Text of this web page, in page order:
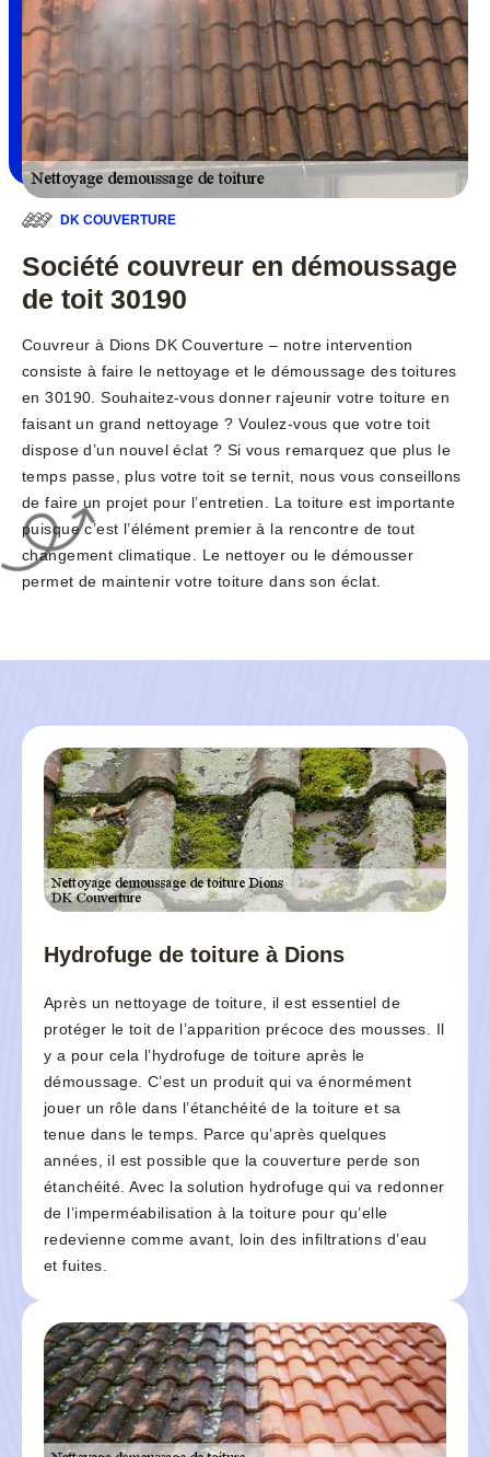
DK COUVERTURE
Société couvreur en démoussage
de toit 30190
Couvreur à Dions DK Couverture – notre intervention
consiste à faire le nettoyage et le démoussage des toitures
en 30190. Souhaitez-vous donner rajeunir votre toiture en
faisant un grand nettoyage ? Voulez-vous que votre toit
dispose d’un nouvel éclat ? Si vous remarquez que plus le
temps passe, plus votre toit se ternit, nous vous conseillons
de faire un projet pour l’entretien. La toiture est importante
puisque c’est l’élément premier à la rencontre de tout
changement climatique. Le nettoyer ou le démousser
permet de maintenir votre toiture dans son éclat.
Hydrofuge de toiture à Dions
Après un nettoyage de toiture, il est essentiel de
protéger le toit de l’apparition précoce des mousses. Il
y a pour cela l’hydrofuge de toiture après le
démoussage. C’est un produit qui va énormément
jouer un rôle dans l’étanchéité de la toiture et sa
tenue dans le temps. Parce qu’après quelques
années, il est possible que la couverture perde son
étanchéité. Avec la solution hydrofuge qui va redonner
de l’imperméabilisation à la toiture pour qu’elle
redevienne comme avant, loin des infiltrations d’eau
et fuites.